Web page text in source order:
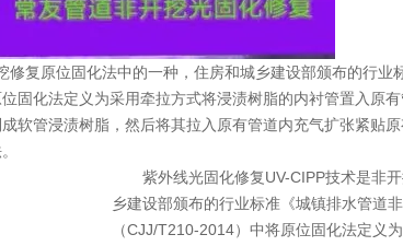
复原位固化法中的一种，住房和城乡建设部颁布的行业
固化法定义为采用牵拉方式将浸渍树脂的内衬管置入原
软管浸渍树脂，然后将其拉入原有管道内充气扩张紧贴
紫外线光固化修复UV-CIPP技术是非开
乡建设部颁布的行业标准《城镇排水管道
（CJJ/T210-2014）中将原位固化法定义